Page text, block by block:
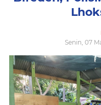
Senin, 07